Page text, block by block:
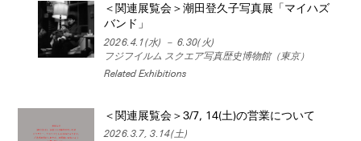
＜関連展覧会＞潮田登久子写真展「マイハズ
バンド」
2026.4.1(水) － 6.30(火)
フジフイルム スクエア写真歴史博物館（東京）
Related Exhibitions
＜関連展覧会＞3/7, 14(土)の営業について
2026.3.7, 3.14(土)